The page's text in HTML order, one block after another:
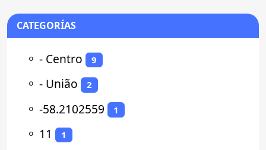
CATEGORÍAS
⚬ - Centro 9
⚬ - União 2
⚬ -58.2102559 1
⚬ 11 1